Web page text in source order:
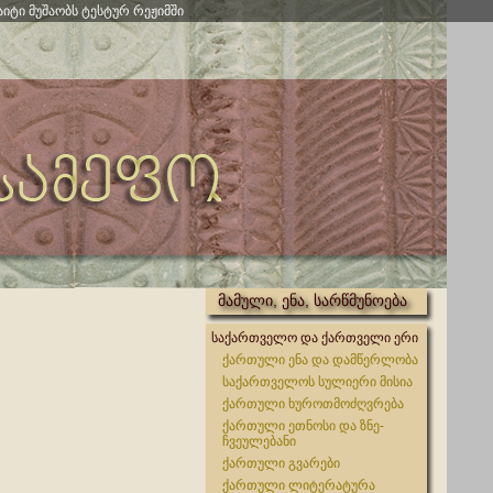
მუშაობს ტესტურ რეჟიმში
მამული, ენა, სარწმუნოება
საქართველო და ქართველი ერი
ქართული ენა და დამწერლობა
საქართველოს სულიერი მისია
ქართული ხუროთმოძღვრება
ქართული ეთნოსი და ზნე-
ჩვეულებანი
ქართული გვარები
ქართული ლიტერატურა